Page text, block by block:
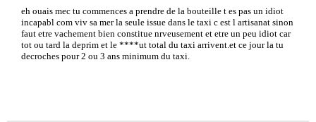
eh ouais mec tu commences a prendre de la bouteille t es pas un idiot
incapabl com viv sa mer la seule issue dans le taxi c est l artisanat sinon
faut etre vachement bien constitue nrveusement et etre un peu idiot car
tot ou tard la deprim et le ****ut total du taxi arrivent.et ce jour la tu
decroches pour 2 ou 3 ans minimum du taxi.